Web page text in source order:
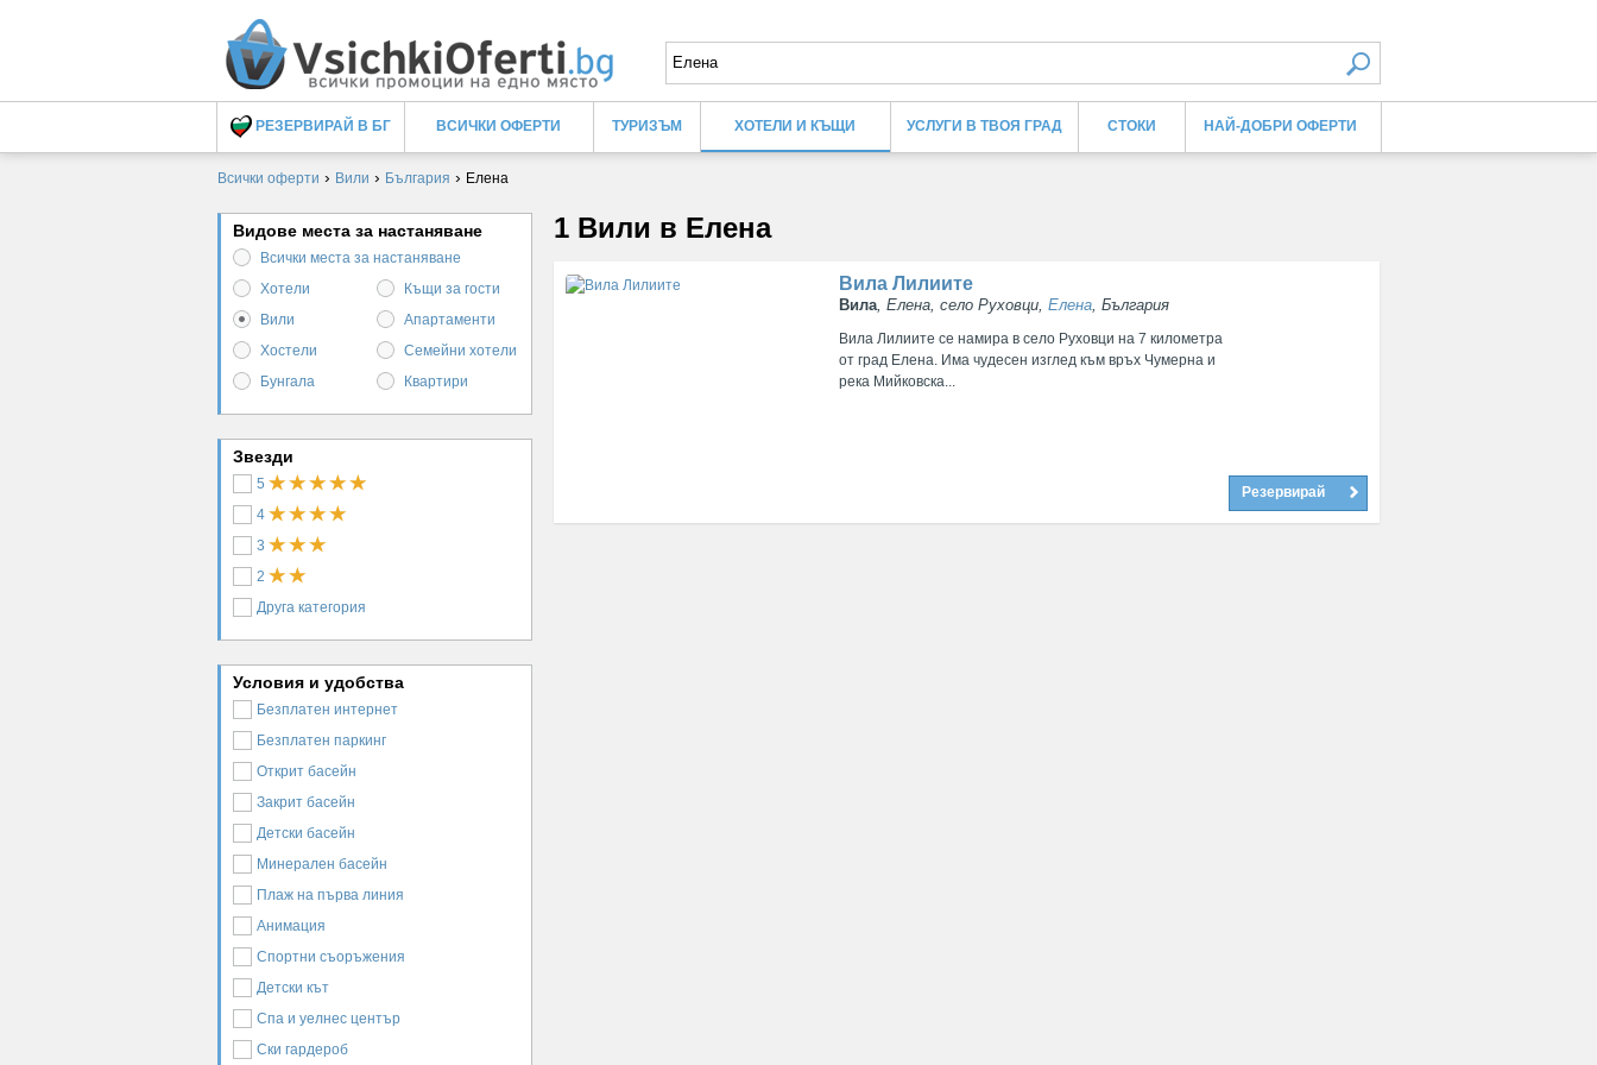
РЕЗЕРВИРАЙ В БГ ВСИЧКИ ОФЕРТИ ТУРИЗЪМ ХОТЕЛИ И КЪЩИ УСЛУГИ В ТВОЯ ГРАД СТОКИ НАЙ-ДОБРИ ОФЕРТИ
Всички оферти › Вили › България › Елена
Видове места за настаняване
Всички места за настаняване
Хотели
Къщи за гости
Вили
Апартаменти
Хостели
Семейни хотели
Бунгала
Квартири
Звезди
5
4
3
2
Друга категория
Условия и удобства
Безплатен интернет
Безплатен паркинг
Открит басейн
Закрит басейн
Детски басейн
Минерален басейн
Плаж на първа линия
Анимация
Спортни съоръжения
Детски кът
Спа и уелнес център
Ски гардероб
1 Вили в Елена
Вила Лилиите
Вила, Елена, село Руховци, Елена, България
Вила Лилиите се намира в село Руховци на 7 километра
от град Елена. Има чудесен изглед към връх Чумерна и
река Мийковска...
Резервирай